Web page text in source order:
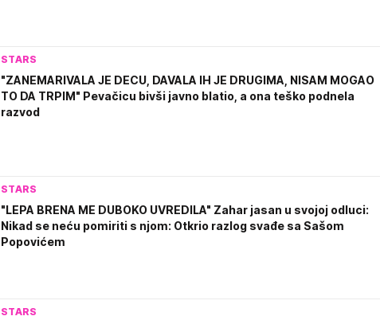
STARS
"ZANEMARIVALA JE DECU, DAVALA IH JE DRUGIMA, NISAM MOGAO
TO DA TRPIM" Pevačicu bivši javno blatio, a ona teško podnela
razvod
STARS
"LEPA BRENA ME DUBOKO UVREDILA" Zahar jasan u svojoj odluci:
Nikad se neću pomiriti s njom: Otkrio razlog svađe sa Sašom
Popovićem
STARS